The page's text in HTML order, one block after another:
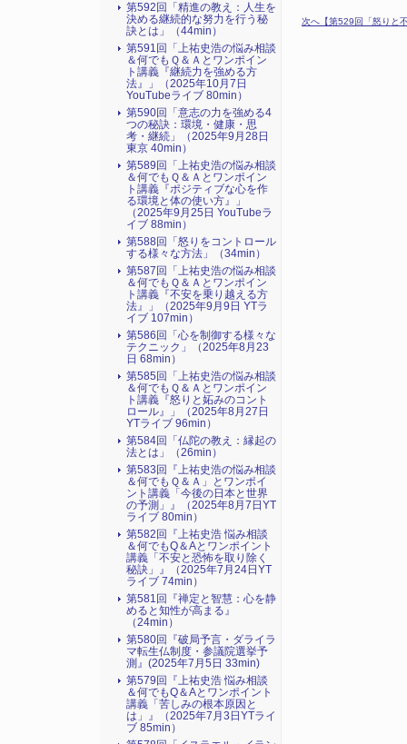
次へ【第529回「怒りと
第592回「精進の教え：人生を
決める継続的な努力を行う秘
訣とは」（44min）
第591回「上祐史浩の悩み相談
＆何でもＱ＆Ａとワンポイン
ト講義『継続力を強める方
法』​」（2025年10月7日
YouTubeライブ 80min）
第590回「意志の力を強める4
つの秘訣：環境・健康・思
考・継続」（2025年9月28日
東京 40min）
第589回「上祐史浩の悩み相談
＆何でもＱ＆Ａとワンポイン
ト講義『ポジティブな心を作
る環境と体の使い方』​」
（2025年9月25日 YouTubeラ
イブ 88min）
第588回「怒りをコントロール
する様々な方法」（34min）
第587回「上祐史浩の悩み相談
＆何でもＱ＆Ａとワンポイン
ト講義『不安を乗り越える方
法』​」（2025年9月9日 YTラ
イブ 107min）
第586回「心を制御する様々な
テクニック」（2025年8月23
日 68min）
第585回「上祐史浩の悩み相談
＆何でもＱ＆Ａとワンポイン
ト講義『怒りと妬みのコント
ロール』​」（2025年8月27日
YTライブ 96min）
第584回「仏陀の教え：縁起の
法とは」（26min）
第583回『上祐史浩の悩み相談
＆何でもＱ＆Ａ」とワンポイ
ント講義「今後の日本と世界
の予測」』（2025年8月7日YT
ライブ 80min）
第582回『上祐史浩 悩み相談
＆何でもQ＆Aとワンポイント
講義「不安と恐怖を取り除く
秘訣」』（2025年7月24日YT
ライブ 74min）
第581回『禅定と智慧：心を静
めると知性が高まる』
（24min）
第580回『破局予言・ダライラ
マ転生仏制度・参議院選挙予
測』(2025年7月5日 33min)
第579回『上祐史浩 悩み相談
＆何でもQ＆Aとワンポイント
講義「苦しみの根本原因と
は」』（2025年7月3日YTライ
ブ 85min）